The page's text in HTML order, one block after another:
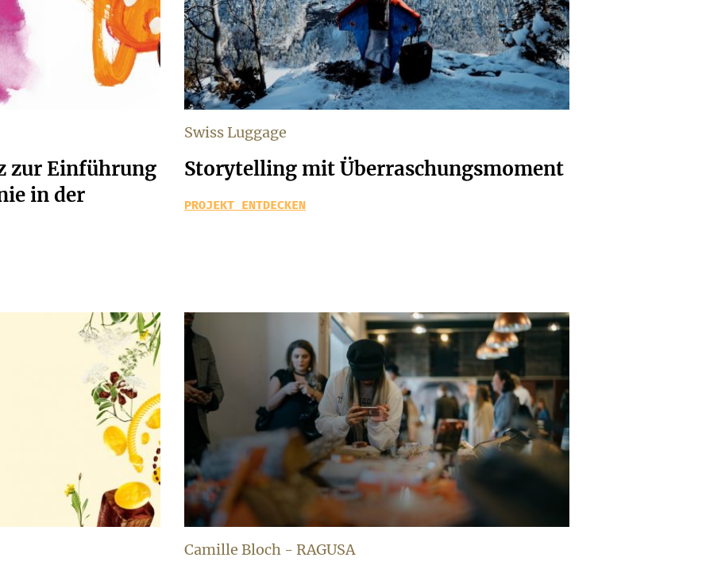
zur Einführung
in der
Swiss Luggage
Storytelling mit Überraschungsmoment
PROJEKT ENTDECKEN
Camille Bloch - RAGUSA